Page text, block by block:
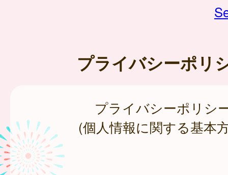
プライバシーポリ
プライバシーポリシ
(個人情報に関する基本